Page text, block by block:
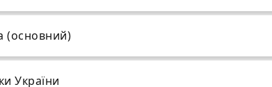
(основний)
України